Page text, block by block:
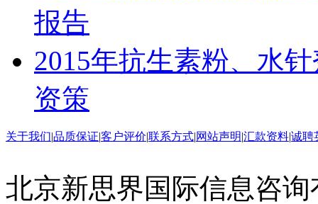
报告
2015年抗生素粉、水
资策
关于我们|品质保证|客户评价|联系方式|网站声明|汇款资料|诚聘
北京新思界国际信息咨